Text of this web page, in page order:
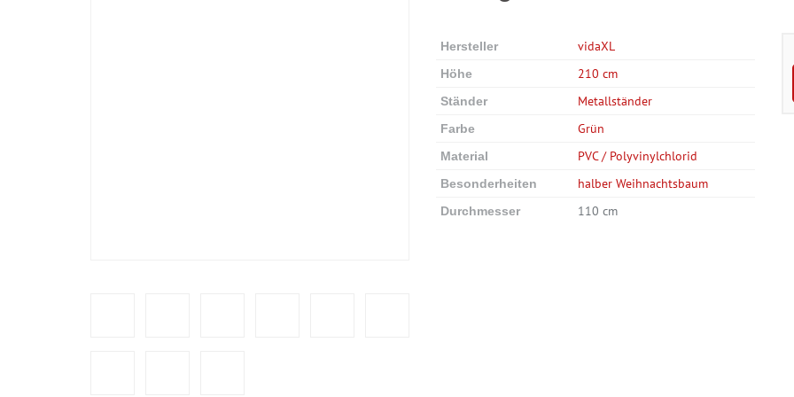
Hersteller vidaXL
Höhe 210 cm
Ständer Metallständer
Farbe Grün
Material PVC / Polyvinylchlorid
Besonderheiten halber Weihnachtsbaum
Durchmesser 110 cm